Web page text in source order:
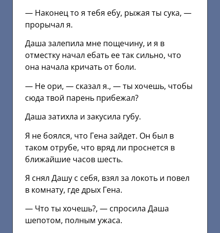
— Наконец то я тебя ебу, рыжая ты сука, —
прорычал я.
Даша залепила мне пощечину, и я в
отместку начал ебать ее так сильно, что
она начала кричать от боли.
— Не ори, — сказал я., — ты хочешь, чтобы
сюда твой парень прибежал?
Даша затихла и закусила губу.
Я не боялся, что Гена зайдет. Он был в
таком отрубе, что вряд ли проснется в
ближайшие часов шесть.
Я снял Дашу с себя, взял за локоть и повел
в комнату, где дрых Гена.
— Что ты хочешь?, — спросила Даша
шепотом, полным ужаса.